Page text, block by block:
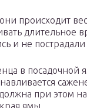
происходит
длительное
и не
в посадочной
при этом
ямы.